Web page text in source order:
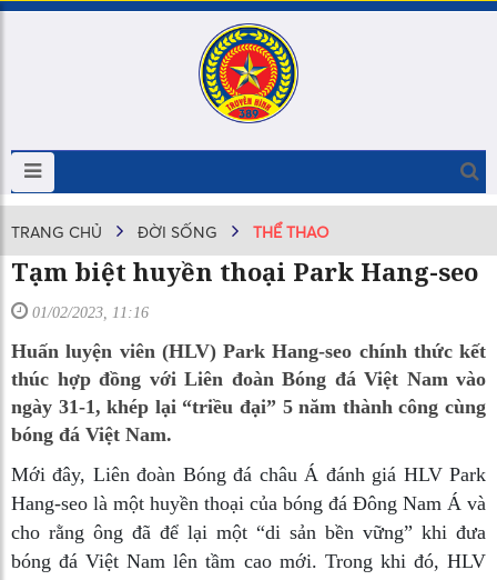
TRANG CHỦ ĐỜI SỐNG THỂ THAO
Tạm biệt huyền thoại Park Hang-seo
01/02/2023, 11:16
Huấn luyện viên (HLV) Park Hang-seo chính thức kết
thúc hợp đồng với Liên đoàn Bóng đá Việt Nam vào
ngày 31-1, khép lại “triều đại” 5 năm thành công cùng
bóng đá Việt Nam.
Mới đây, Liên đoàn Bóng đá châu Á đánh giá HLV Park
Hang-seo là một huyền thoại của bóng đá Đông Nam Á và
cho rằng ông đã để lại một “di sản bền vững” khi đưa
bóng đá Việt Nam lên tầm cao mới. Trong khi đó, HLV